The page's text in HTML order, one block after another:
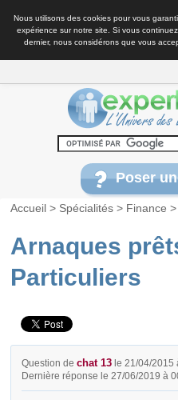
Nous utilisons des cookies pour vous
expérience sur notre site. Si vous
dernier, nous considérons que vous
Poser
Accueil > Spécialités > Finance
Arnaques
Particuliers
Question dechat 13 le 21/04/2015
Dernière réponse le 27/06/2019 à